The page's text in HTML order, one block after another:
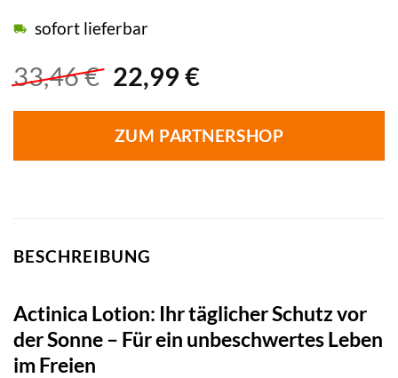
33,46€ Ursprünglicher
war:
33,46 €
22,99 €Aktueller
ist:
22,99 €.
sofort lieferbar
ZUM PARTNERSHOP
BESCHREIBUNG
Actinica Lotion: Ihr täglicher Schutz vor
der Sonne – Für ein unbeschwertes Leben
im Freien